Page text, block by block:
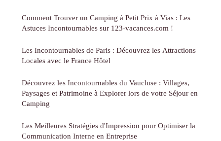
Comment Trouver un Camping à Petit Prix à Vias : Les
Astuces Incontournables sur 123-vacances.com !
Les Incontournables de Paris : Découvrez les Attractions
Locales avec le France Hôtel
Découvrez les Incontournables du Vaucluse : Villages,
Paysages et Patrimoine à Explorer lors de votre Séjour en
Camping
Les Meilleures Stratégies d'Impression pour Optimiser la
Communication Interne en Entreprise